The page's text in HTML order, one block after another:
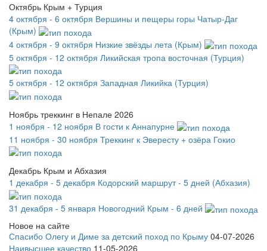
Октябрь Крым + Турция
4 октября - 6 октября Вершины и пещеры горы Чатыр-Даг
(Крым)
4 октября - 9 октября Низкие звёзды лета (Крым)
5 октября - 12 октября Ликийская тропа восточная (Турция)
5 октября - 12 октября Западная Ликийка (Турция)
Ноябрь треккинг в Непале 2026
1 ноября - 12 ноября В гости к Аннапурне
11 ноября - 30 ноября Треккинг к Эвересту + озёра Гокио
Декабрь Крым и Абхазия
1 декабря - 5 декабря Кодорский маршрут - 5 дней (Абхазия)
31 декабря - 5 января Новогодний Крым - 6 дней
Новое на сайте
Спасибо Олегу и Диме за детский поход по Крыму 04-07-2026
Наивысшее качество 11-05-2026